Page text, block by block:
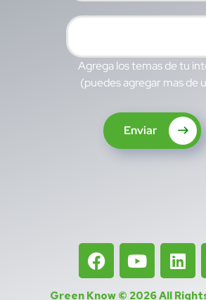
Agrega los temas de tu
(puedes agregar mas de
Enviar
Green Know © 2026All